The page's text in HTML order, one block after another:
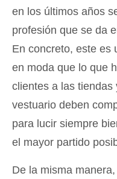
en los últimos años
profesión que se da
En concreto, este es
en moda que lo que
clientes a las tiendas
vestuario deben
para lucir siempre
el mayor partido
De la misma